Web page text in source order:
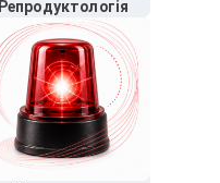
Репродуктологія